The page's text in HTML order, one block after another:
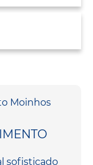
sofisticado